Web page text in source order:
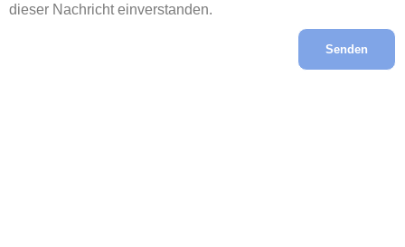
dieser Nachricht einverstanden.
Senden